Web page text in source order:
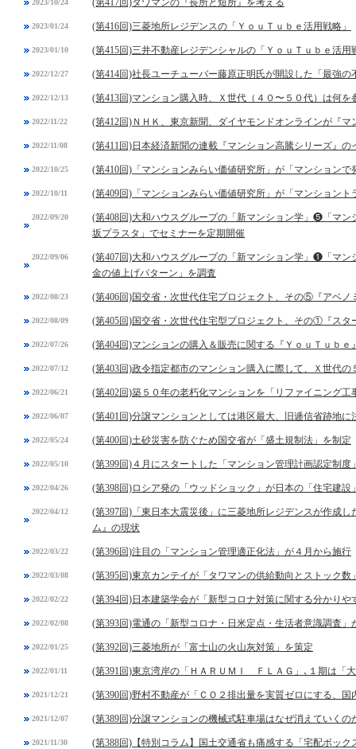
2023/10/24 (第417回)タワマンの『長所と短所』を考える
2023/01/24 (第416回)三菱地所レジデンスの「ＹｏｕＴｕｂｅ活用戦略」
2023/01/10 (第415回)三井不動産レジデンシャルの「ＹｏｕＴｕｂｅ活用
2022/12/27 (第414回)社長ユーチューバー藤原正明氏が開設した「最強の
2022/12/13 (第413回)マンション購入時、Ｘ世代（４０〜５０代）は何を
2022/11/22 (第412回)ＮＨＫ、東京新聞、ダイヤモンドオンラインが『マ
2022/11/08 (第411回)日本経済新聞の連載『マンション高騰シリーズ』の
2022/10/25 (第410回)「マンションみらい価値研究所」が「マンションで
2022/10/11 (第409回)「マンションみらい価値研究所」が「マンショント
2022/09/20
(第408回)大和ハウスグループの「新マンション学」❺「マン
坂プラスタ」でセミナーを定期開催
2022/09/06
(第407回)大和ハウスグループの「新マンション学」❶「マン
金の値上げパターン」を調査
2022/08/23 (第406回)国交省・次世代住宅プロジェクト、その⑤『アベノ
2022/08/09 (第405回)国交省・次世代住宅型プロジェクト、その①『スタ
2022/07/26 (第404回)マンションの購入＆販売に関する『ＹｏｕＴｕｂｅ
2022/07/12 (第403回)政令指定都市のマンション購入に際して、Ｘ世代
2022/06/21 (第402回)築５０年の老朽化マンションを「リファイニング工
2022/06/07 (第401回)分譲マンションとしては港区最大、旧逓信省跡地
2022/05/24 (第400回)土砂災害を防ぐため国交省が「盛土規制法」を制定
2022/05/10 (第399回)４月にスタートした「マンション管理計画認定制度
2022/04/26 (第398回)ロシア発の「ウッドショック」が日本の「住宅建設
2022/04/12
(第397回)「東日本大震災後」に三菱地所レジデンスが作成
ム』の現状
2022/03/22 (第396回)注目の「マンション管理適正化法」が４月から施行
2022/03/08 (第395回)東京カンテイが「タワマンの供給動向とストック数
2022/02/22 (第394回)日本建築学会が「新型コロナ対策に関する分かりや
2022/02/08 (第393回)電通の「新型コロナ・日米定点・生活者意識調査」
2022/01/25 (第392回)三菱地所が「富士山の火山灰対策」を策定
2022/01/11 (第391回)東京湾岸の「ＨＡＲＵＭＩ ＦＬＡＧ」､１期は「
2021/12/21 (第390回)野村不動産が「ＣＯ２排出量を実質ゼロにする、
2021/12/07 (第389回)分譲マンションの機械式駐車場はなぜ消えていくの
2021/11/30 (第388回)【特別コラム】国土交通省も痛感する「宅配ボック